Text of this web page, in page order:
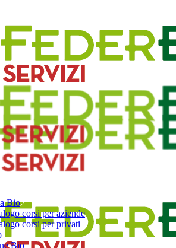
Bio
corsi per aziende
corsi per privati
Bio